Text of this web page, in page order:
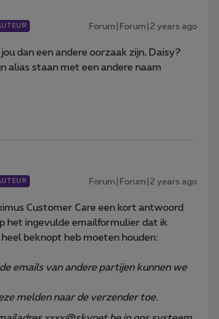
Forum|Forum|2 years ago
dan een andere oorzaak zijn, Daisy?
alias staan met een andere naam
Forum|Forum|2 years ago
Customer Care een kort antwoord
het ingevulde emailformulier dat ik
beknopt heb moeten houden:
emails van andere partijen kunnen we
melden naar de verzender toe.